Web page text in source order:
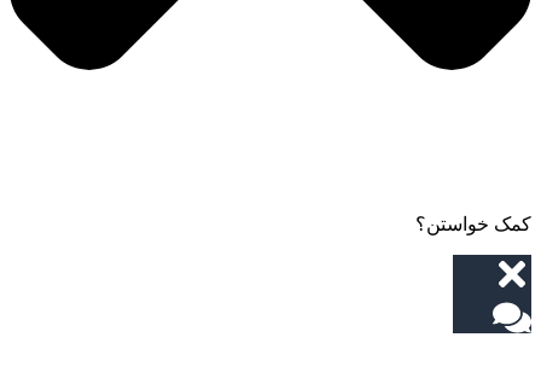
کمک خواستن؟